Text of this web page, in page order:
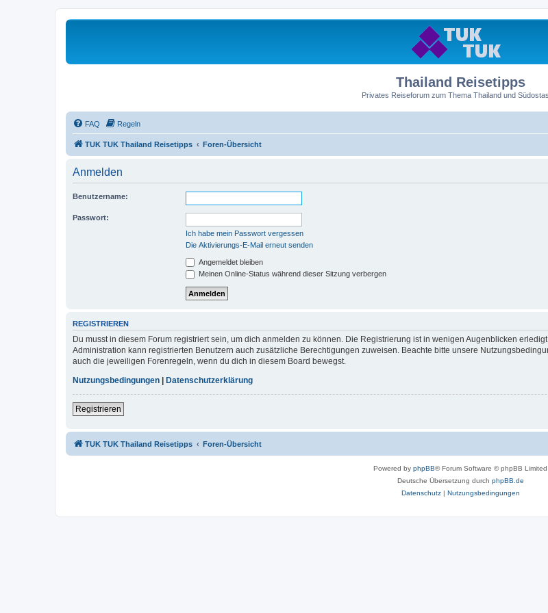
Thailand Reisetipps
Privates Reiseforum zum Thema Thailand und
FAQ Regeln
TUK TUK Thailand Reisetipps Foren-Übersicht
Anmelden
Benutzername:
Passwort:
Ich habe mein Passwort vergessen
Die Aktivierungs-E-Mail erneut senden
Angemeldet bleiben
Meinen Online-Status während dieser Sitzung verbergen
REGISTRIEREN
Du musst in diesem Forum registriert sein, um dich anmelden zu können. Die Registrierung ist in wenigen Augenblicken
Administration kann registrierten Benutzern auch zusätzliche Berechtigungen zuweisen. Beachte bitte unsere
auch die jeweiligen Forenregeln, wenn du dich in diesem Board bewegst.
Nutzungsbedingungen
Datenschutzerklärung
Registrieren
TUK TUK Thailand Reisetipps Foren-Übersicht
Powered by phpBB® Forum Software © phpBB Limited
Deutsche Übersetzung durch phpBB.de
Datenschutz| Nutzungsbedingungen